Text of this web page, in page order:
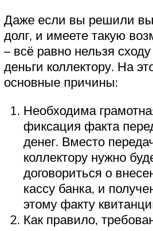
Даже если вы решили
долг, и имеете такую
– всё равно нельзя
деньги коллектору. На
основные причины:
Необходима
фиксация факта
денег. Вместо
коллектору нужно
договориться о
кассу банка, и
этому факту
Как правило,